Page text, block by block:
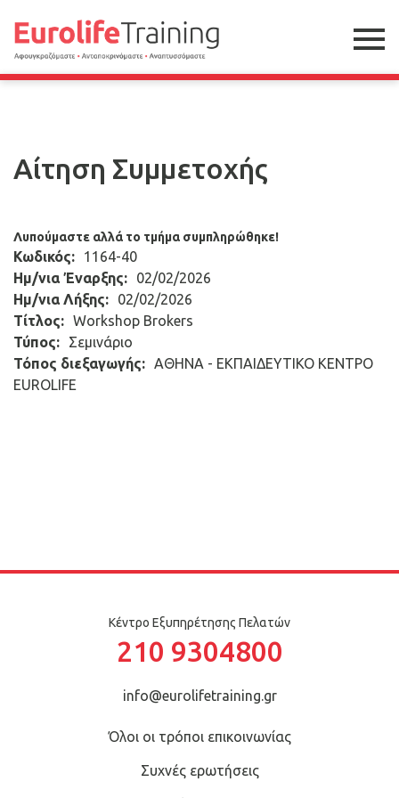
Αίτηση Συμμετοχής
Λυπούμαστε αλλά το τμήμα συμπληρώθηκε!
Κωδικός:
1164-40
Ημ/νια Έναρξης:
02/02/2026
Ημ/νια Λήξης:
02/02/2026
Τίτλος: Workshop Brokers
Τύπος:
Σεμινάριο
Τόπος διεξαγωγής: AΘΗΝΑ - ΕΚΠΑΙΔΕΥΤΙΚΟ ΚΕΝΤΡΟ
EUROLIFE
Κέντρο Εξυπηρέτησης Πελατών
210 9304800
info@eurolifetraining.gr
Όλοι οι τρόποι επικοινωνίας
Συχνές ερωτήσεις